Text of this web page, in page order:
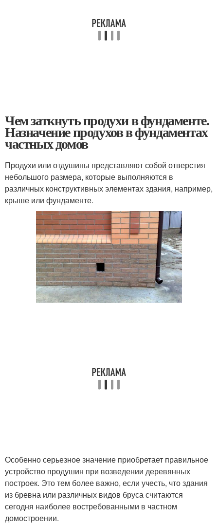
Чем заткнуть продухи в фундаменте.
Назначение продухов в фундаментах
частных домов
Продухи или отдушины представляют собой отверстия
небольшого размера, которые выполняются в
различных конструктивных элементах здания, например,
крыше или фундаменте.
Особенно серьезное значение приобретает правильное
устройство продушин при возведении деревянных
построек. Это тем более важно, если учесть, что здания
из бревна или различных видов бруса считаются
сегодня наиболее востребованными в частном
домостроении.